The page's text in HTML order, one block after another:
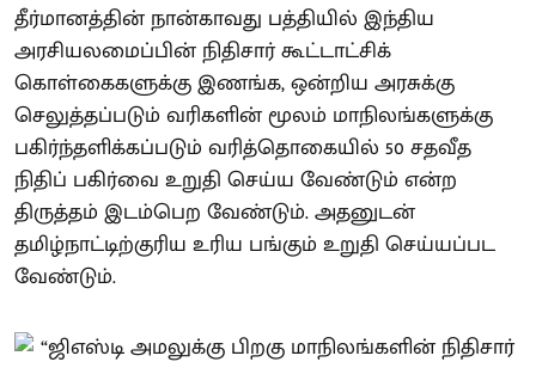
தீர்மானத்தின் நான்காவது பத்தியில் இந்திய
அரசியலமைப்பின் நிதிசார் கூட்டாட்சிக்
கொள்கைகளுக்கு இணங்க, ஒன்றிய அரசுக்கு
செலுத்தப்படும் வரிகளின் மூலம் மாநிலங்களுக்கு
பகிர்ந்தளிக்கப்படும் வரித்தொகையில் 50 சதவீத
நிதிப் பகிர்வை உறுதி செய்ய வேண்டும் என்ற
திருத்தம் இடம்பெற வேண்டும். அதனுடன்
தமிழ்நாட்டிற்குரிய உரிய பங்கும் உறுதி செய்யப்பட
வேண்டும்.